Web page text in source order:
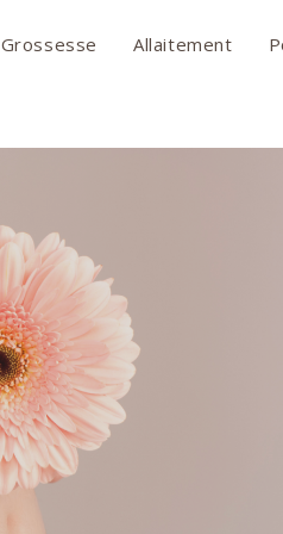
Grossesse Allaitement